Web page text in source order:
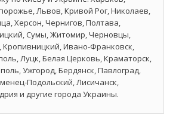
Львов, Кривой Рог, Николаев,
Херсон, Чернигов, Полтава,
Сумы, Житомир, Черновцы,
Кропивницкий, Ивано-Франковск,
Луцк, Белая Церковь, Краматорск,
Ужгород, Бердянск, Павлоград,
Подольский, Лисичанск,
и другие города Украины.